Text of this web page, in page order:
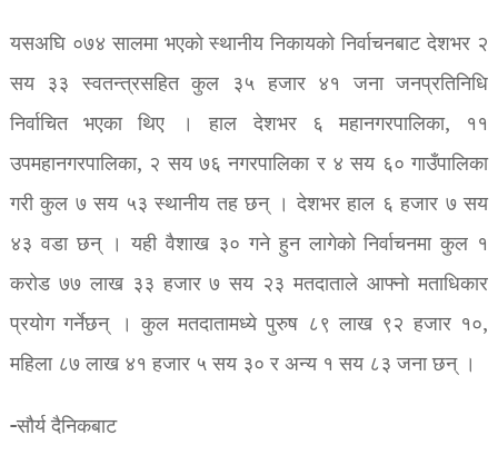
यसअघि ०७४ सालमा भएको स्थानीय निकायको निर्वाचनबाट देशभर २
सय ३३ स्वतन्त्रसहित कुल ३५ हजार ४१ जना जनप्रतिनिधि
निर्वाचित भएका थिए । हाल देशभर ६ महानगरपालिका, ११
उपमहानगरपालिका, २ सय ७६ नगरपालिका र ४ सय ६० गाउँपालिका
गरी कुल ७ सय ५३ स्थानीय तह छन् । देशभर हाल ६ हजार ७ सय
४३ वडा छन् । यही वैशाख ३० गने हुन लागेको निर्वाचनमा कुल १
करोड ७७ लाख ३३ हजार ७ सय २३ मतदाताले आफ्नो मताधिकार
प्रयोग गर्नेछन् । कुल मतदातामध्ये पुरुष ८९ लाख ९२ हजार १०,
महिला ८७ लाख ४१ हजार ५ सय ३० र अन्य १ सय ८३ जना छन् ।
-सौर्य दैनिकबाट